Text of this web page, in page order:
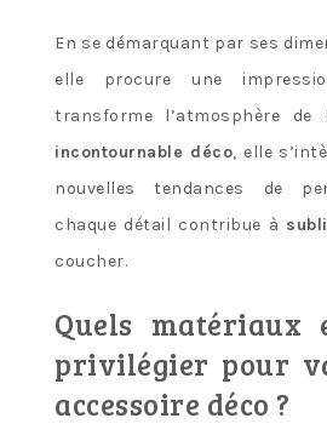
En se démarquant par ses
elle procure une
transforme l’atmosphère de
incontournable déco, elle
nouvelles tendances de
chaque détail contribue à
coucher.
Quels
privilégier pour
accessoire déco ?